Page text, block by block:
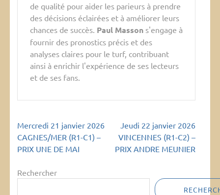
de qualité pour aider les parieurs à prendre
des décisions éclairées et à améliorer leurs
chances de succès. Paul Masson s'engage à
fournir des pronostics précis et des
analyses claires pour le turf, contribuant
ainsi à enrichir l'expérience de ses lecteurs
et de ses fans.
Navigation
de
l’article
Mercredi 21 janvier 2026
CAGNES/MER (R1-C1) –
PRIX UNE DE MAI
Jeudi 22 janvier 2026
VINCENNES (R1-C2) –
PRIX ANDRE MEUNIER
Rechercher